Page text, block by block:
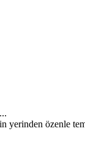
yerinden özenle